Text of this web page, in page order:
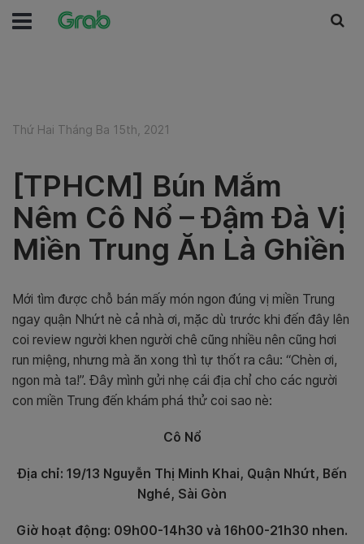
Thứ Hai Tháng Ba 15th, 2021
[TPHCM] Bún Mắm
Nêm Cô Nổ – Đậm Đà Vị
Miền Trung Ăn Là Ghiền
Mới tìm được chỗ bán mấy món ngon đúng vị miền Trung
ngay quận Nhứt nè cả nhà ơi, mặc dù trước khi đến đây lên
coi review người khen người chê cũng nhiều nên cũng hơi
run miệng, nhưng mà ăn xong thì tự thốt ra câu: “Chèn ơi,
ngon mà ta!”. Đây mình gửi nhẹ cái địa chỉ cho các người
con miền Trung đến khám phá thử coi sao nè:
Cô Nổ
Địa chỉ: 19/13 Nguyễn Thị Minh Khai, Quận Nhứt, Bến
Nghé, Sài Gòn
Giờ hoạt động: 09h00-14h30 và 16h00-21h30 nhen.